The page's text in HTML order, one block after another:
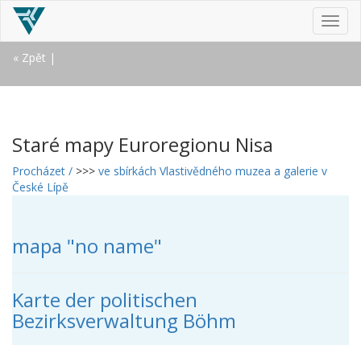
« Zpět |
Staré mapy Euroregionu Nisa
Procházet / >>> ve sbírkách Vlastivědného muzea a galerie v
České Lípě
mapa "no name"
Karte der politischen
Bezirksverwaltung Böhm